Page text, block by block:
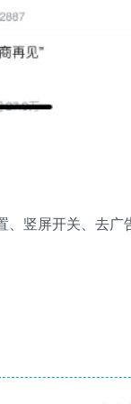
、竖屏开关、去广